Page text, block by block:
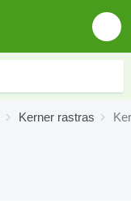
Kerner rastras